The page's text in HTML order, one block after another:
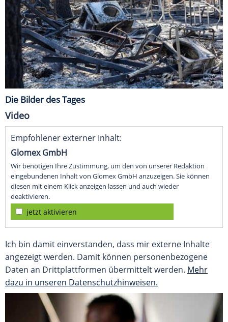
Die Bilder des Tages
Video
Empfohlener externer Inhalt:
Glomex GmbH
Wir benötigen Ihre Zustimmung, um den von unserer Redaktion
eingebundenen Inhalt von Glomex GmbH anzuzeigen. Sie können
diesen mit einem Klick anzeigen lassen und auch wieder
deaktivieren.
jetzt aktivieren
Ich bin damit einverstanden, dass mir externe Inhalte
angezeigt werden. Damit können personenbezogene
Daten an Drittplattformen übermittelt werden. Mehr
dazu in unseren Datenschutzhinweisen.